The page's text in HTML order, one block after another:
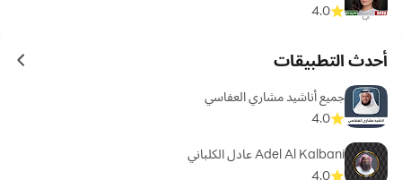
بالموسيقى بجميع أشكالها. قم بالتنزيل الآن وانضم إلى الملايين
اختيارهم، حيث كل إيقاع عبارة عن قصة وكل أغنية هي ذكرى في
انتظار أن يتم إنشاؤها.
4.0
أحدث التطبيقات
جميع أناشيد مشاري العفاسي
4.0
Adel Al Kalbani عادل الكلباني
4.0